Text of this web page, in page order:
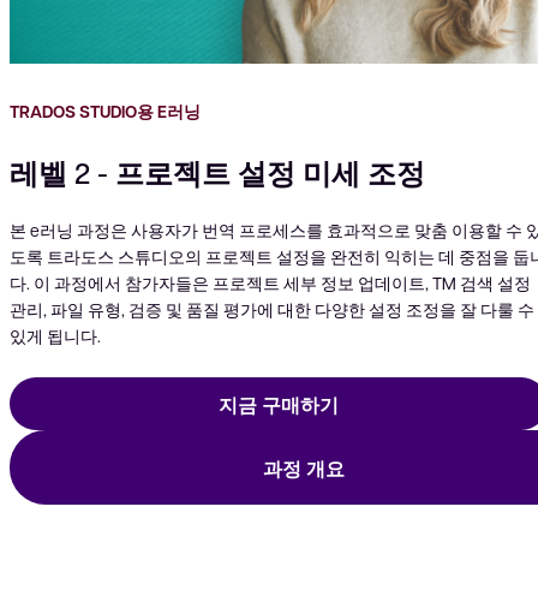
TRADOS STUDIO용 E러닝
레벨 2 - 프로젝트 설정 미세 조정
본 e러닝 과정은 사용자가 번역 프로세스를 효과적으로 맞춤 이용할 수
도록 트라도스 스튜디오의 프로젝트 설정을 완전히 익히는 데 중점을 둡
다. 이 과정에서 참가자들은 프로젝트 세부 정보 업데이트, TM 검색 설정
관리, 파일 유형, 검증 및 품질 평가에 대한 다양한 설정 조정을 잘 다룰 수
있게 됩니다.
지금 구매하기
과정 개요